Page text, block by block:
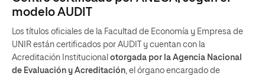
modelo AUDIT
Los títulos oficiales de la Facultad de Economía y Empresa de
UNIR están certificados por AUDIT y cuentan con la
Acreditación Institucional otorgada por la Agencia Nacional
de Evaluación y Acreditación, el órgano encargado de